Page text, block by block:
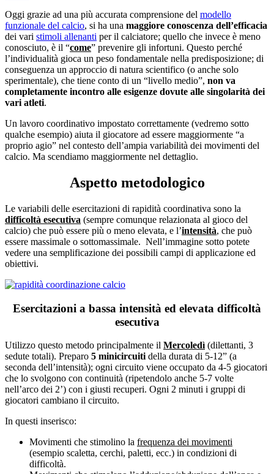
Oggi grazie ad una più accurata comprensione del modello
funzionale del calcio, si ha una maggiore conoscenza dell’efficacia
dei vari stimoli allenanti per il calciatore; quello che invece è meno
conosciuto, è il “come” prevenire gli infortuni. Questo perché
l’individualità gioca un peso fondamentale nella predisposizione; di
conseguenza un approccio di natura scientifico (o anche solo
sperimentale), che tiene conto di un “livello medio”, non va
completamente incontro alle esigenze dovute alle singolarità dei
vari atleti.
Un lavoro coordinativo impostato correttamente (vedremo sotto
qualche esempio) aiuta il giocatore ad essere maggiormente “a
proprio agio” nel contesto dell’ampia variabilità dei movimenti del
calcio. Ma scendiamo maggiormente nel dettaglio.
Aspetto metodologico
Le variabili delle esercitazioni di rapidità coordinativa sono la
difficoltà esecutiva (sempre comunque relazionata al gioco del
calcio) che può essere più o meno elevata, e l’intensità, che può
essere massimale o sottomassimale. Nell’immagine sotto potete
vedere una semplificazione dei possibili campi di applicazione ed
obiettivi.
Esercitazioni a bassa intensità ed elevata difficoltà
esecutiva
Utilizzo questo metodo principalmente il Mercoledì (dilettanti, 3
sedute totali). Preparo 5 minicircuiti della durata di 5-12” (a
seconda dell’intensità); ogni circuito viene occupato da 4-5 giocatori
che lo svolgono con continuità (ripetendolo anche 5-7 volte
nell’arco dei 2’) con i giusti recuperi. Ogni 2 minuti i gruppi di
giocatori cambiano il circuito.
In questi inserisco:
Movimenti che stimolino la frequenza dei movimenti
(esempio scaletta, cerchi, paletti, ecc.) in condizioni di
difficoltà.